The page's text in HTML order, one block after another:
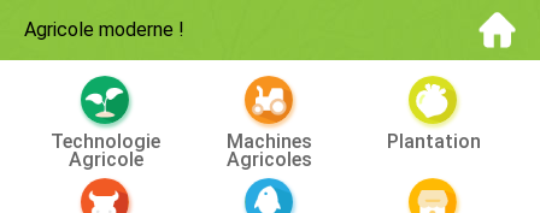
Agricole moderne !
Technologie
Agricole
Machines
Agricoles
Plantation